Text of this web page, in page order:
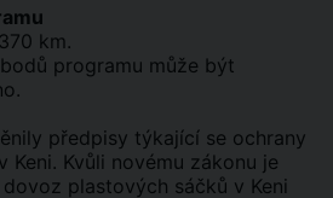
km.
programu může být
předpisy týkající se ochrany
Kvůli novému zákonu je
plastových sáčků v Keni